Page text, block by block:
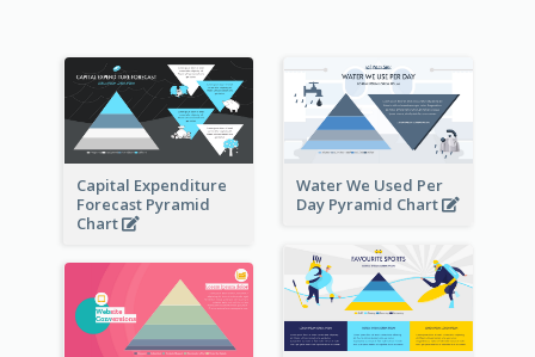
Capital Expenditure
Forecast Pyramid
Chart
Water We Used Per
Day Pyramid Chart